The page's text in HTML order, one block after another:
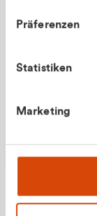
Präferenzen
Statistiken
Marketing